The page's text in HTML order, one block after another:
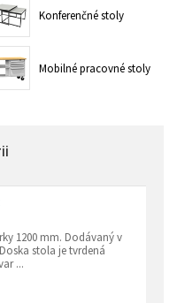
Konferenčné stoly
Mobilné pracovné stoly
1200 mm. Dodávaný v
stola je tvrdená
...